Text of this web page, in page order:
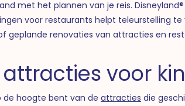
met het plannen van je reis.
voor restaurants helpt teleurstelling
geplande renovaties van attracties en
attracties voor
de hoogte bent van de attracties die